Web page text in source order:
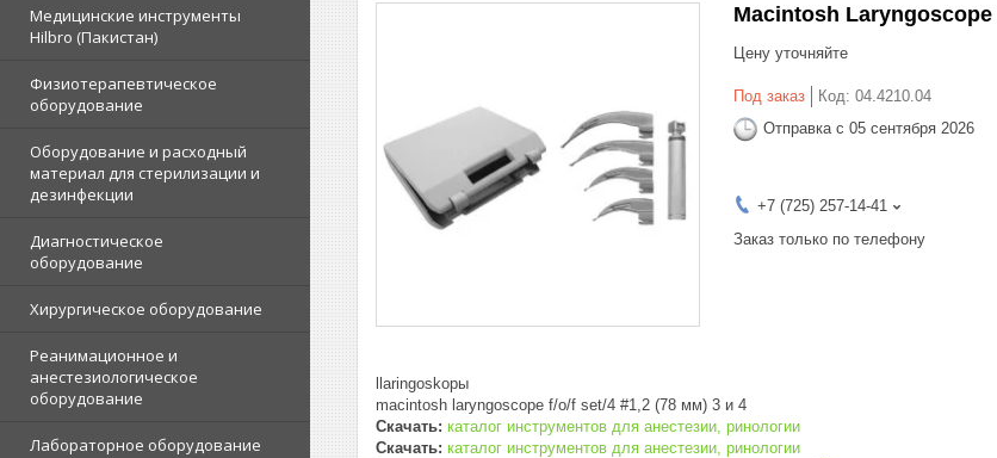
Медицинские инструменты
Hilbro (Пакистан)
Физиотерапевтическое
оборудование
Оборудование и расходный
материал для стерилизации и
дезинфекции
Диагностическое
оборудование
Хирургическое оборудование
Реанимационное и
анестезиологическое
оборудование
Лабораторное оборудование
Macintosh Laryngoscope
Цену уточняйте
Под заказ Код: 04.4210.04
Отправка с 05 сентября 2026
+7 (725) 257-14-41
Заказ только по телефону
llaringoskopы
macintosh laryngoscope f/o/f set/4 #1,2 (78 мм) 3 и 4
Скачать: каталог инструментов для анестезии, ринологии
Скачать: каталог инструментов для анестезии, ринологии